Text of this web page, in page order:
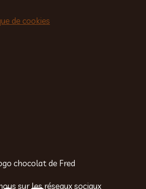
de cookies
sur les réseaux sociaux